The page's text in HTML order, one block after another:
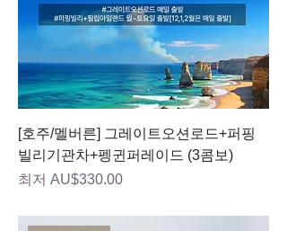
[호주/멜버른] 그레이트오션로드+퍼핑
빌리기관차+펭귄퍼레이드 (3콤보)
최저 AU$330.00
할인가